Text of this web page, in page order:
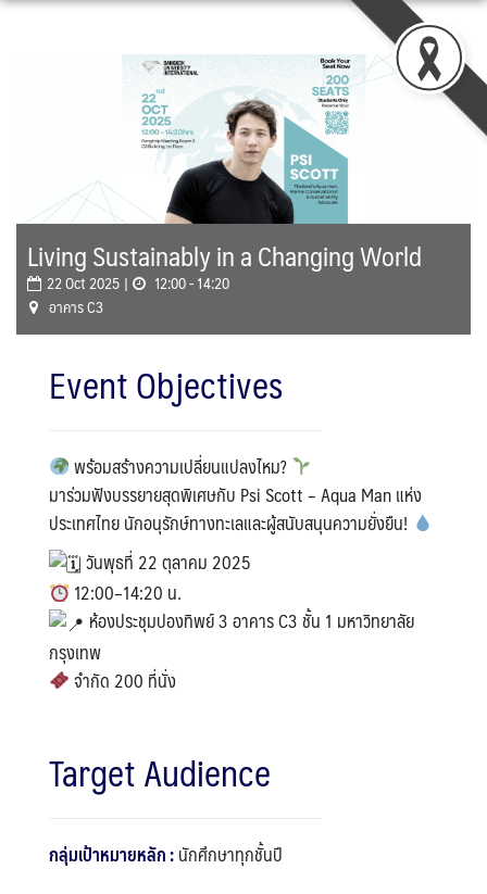
Skip
Living Sustainably in a Changing World
22 Oct 2025 |
12:00 - 14:20
อาคาร C3
Event Objectives
พร้อมสร้างความเปลี่ยนแปลงไหม?
มาร่วมฟังบรรยายสุดพิเศษกับ Psi Scott – Aqua Man แห่ง
ประเทศไทย นักอนุรักษ์ทางทะเลและผู้สนับสนุนความยั่งยืน!
วันพุธที่ 22 ตุลาคม 2025
12:00–14:20 น.
ห้องประชุมปองทิพย์ 3 อาคาร C3 ชั้น 1 มหาวิทยาลัย
กรุงเทพ
จำกัด 200 ที่นั่ง
Target Audience
กลุ่มเป้าหมายหลัก :นักศึกษาทุกชั้นปี